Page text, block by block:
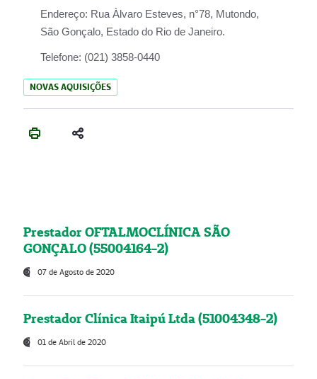
Endereço: Rua Àlvaro Esteves, n°78, Mutondo,
São Gonçalo, Estado do Rio de Janeiro.
Telefone: (021) 3858-0440
NOVAS AQUISIÇÕES
Prestador OFTALMOCLÍNICA SÃO
GONÇALO (55004164-2)
07 de Agosto de 2020
Prestador Clínica Itaipú Ltda (51004348-2)
01 de Abril de 2020